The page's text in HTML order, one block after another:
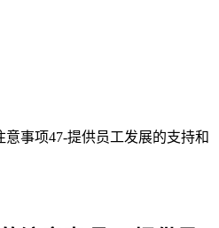
事项47-提供员工发展的支持和